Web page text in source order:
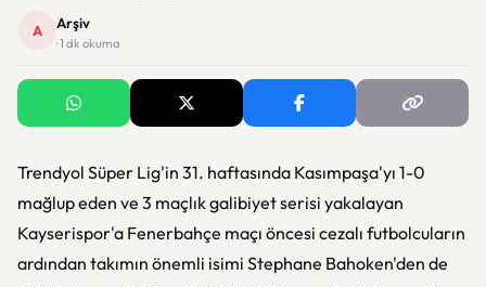
A Arşiv
· 1 dk okuma
Trendyol Süper Lig'in 31. haftasında Kasımpaşa'yı 1-0
mağlup eden ve 3 maçlık galibiyet serisi yakalayan
Kayserispor'a Fenerbahçe maçı öncesi cezalı futbolcuların
ardından takımın önemli isimi Stephane Bahoken'den de